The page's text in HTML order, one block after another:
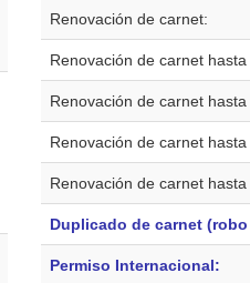
Renovación de carnet:
Renovación de carnet hasta
Renovación de carnet
Renovación de carnet
Renovación de carnet
Duplicado de carnet
Permiso Internacional: